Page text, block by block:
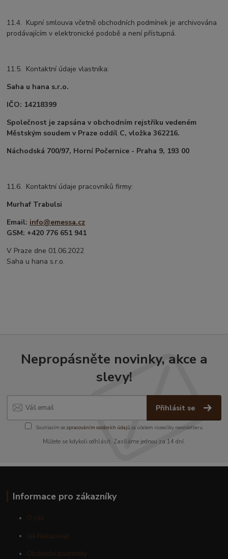
11.4. Kupní smlouva včetně obchodních podmínek je archivována
prodávajícím v elektronické podobě a není přístupná.
11.5. Kontaktní údaje vlastníka:
Saha u hana s.r.o.
IČO: 14218399
Společnost je zapsána v obchodním rejstříku vedeném
Městským soudem v Praze oddíl C, vložka 362216.
Náchodská 700/97, Horní Počernice - Praha 9, 193 00
11.6. Kontaktní údaje pracovníků firmy:
Murhaf Trabulsi
Email: info@emessa.cz
GSM: +420 776 651 941
V Praze dne 01.06.2022
Saha u hana s.r.o.
Nepropásněte novinky, akce a
slevy!
Přihlásit se
Souhlasím se zpracováním osobních údajůza účelem rozesílky newsletteru.
Můžete se kdykoli odhlásit. Zasíláme jednou za 14 dní.
Informace pro zákazníky
O nás
Jak Nakupovat
Obchodní podmínky